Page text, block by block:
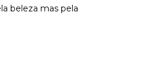
beleza mas pela